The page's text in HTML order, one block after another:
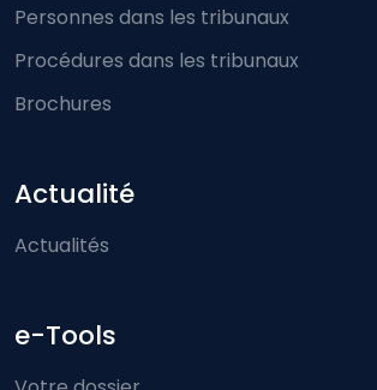
Personnes dans les tribunaux
Procédures dans les tribunaux
Brochures
Actualité
Actualités
e-Tools